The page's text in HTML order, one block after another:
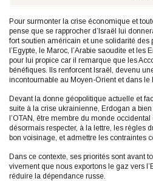
Pour surmonter la crise économique et
pense que se rapprocher d’Israël lui
fort soutien américain et une solidarité des
l’Egypte, le Maroc, l’Arabie saoudite et les
pour lui propice car il remarque que les
bénéfiques. Ils renforcent Israël, devenu
incontournable au Moyen-Orient et dans le
Devant la donne géopolitique actuelle et
suite à la crise ukrainienne, Erdogan a
l’OTAN, être membre du monde occidental
désormais respecter, à la lettre, les règles
bon voisinage, et admettre les contraintes
Dans ce contexte, ses priorités sont avant
vivement que nous exportons le gaz vers
réduire la dépendance russe.